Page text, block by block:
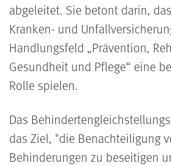
abgeleitet. Sie betont darin,
Kranken- und
Handlungsfeld „Prävention,
Gesundheit und Pflege“ eine
Rolle spielen.
Das
das Ziel, "die Benachteiligung
Behinderungen zu beseitigen